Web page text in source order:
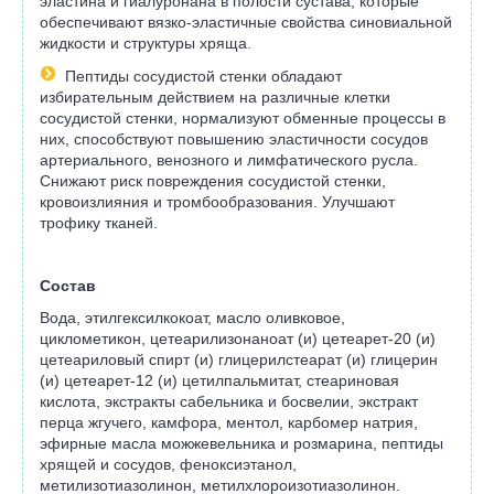
обеспечивают вязко-эластичные свойства синовиальной
жидкости и структуры хряща.
Пептиды сосудистой стенки обладают
избирательным действием на различные клетки
сосудистой стенки, нормализуют обменные процессы в
них, способствуют повышению эластичности сосудов
артериального, венозного и лимфатического русла.
Снижают риск повреждения сосудистой стенки,
кровоизлияния и тромбообразования. Улучшают
трофику тканей.
Состав
Вода, этилгексилкокоат, масло оливковое,
циклометикон, цетеарилизонаноат (и) цетеарет-20 (и)
цетеариловый спирт (и) глицерилстеарат (и) глицерин
(и) цетеарет-12 (и) цетилпальмитат, стеариновая
кислота, экстракты сабельника и босвелии, экстракт
перца жгучего, камфора, ментол, карбомер натрия,
эфирные масла можжевельника и розмарина, пептиды
хрящей и сосудов, феноксиэтанол,
метилизотиазолинон, метилхлороизотиазолинон.